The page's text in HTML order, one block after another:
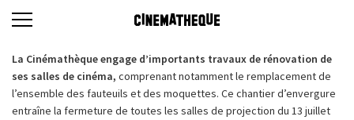
La Cinémathèque engage d’importants travaux de rénovation de
ses salles de cinéma, comprenant notamment le remplacement de
l’ensemble des fauteuils et des moquettes. Ce chantier d’envergure
entraîne la fermeture de toutes les salles de projection du 13 juillet